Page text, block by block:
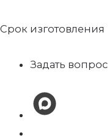
Срок изготовления
Задать вопрос